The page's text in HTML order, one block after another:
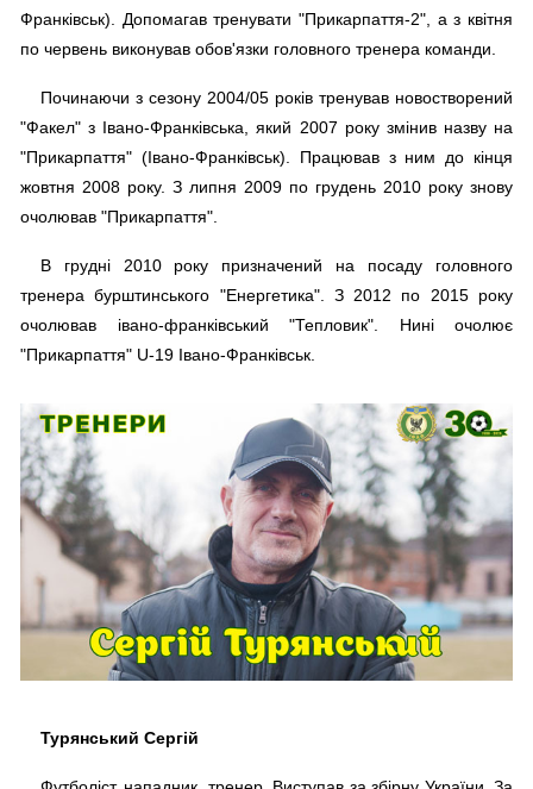
Франківськ). Допомагав тренувати "Прикарпаття-2", а з квітня
по червень виконував обов'язки головного тренера команди.
Починаючи з сезону 2004/05 років тренував новостворений
"Факел" з Івано-Франківська, який 2007 року змінив назву на
"Прикарпаття" (Івано-Франківськ). Працював з ним до кінця
жовтня 2008 року. З липня 2009 по грудень 2010 року знову
очолював "Прикарпаття".
В грудні 2010 року призначений на посаду головного
тренера бурштинського "Енергетика". З 2012 по 2015 року
очолював івано-франківський "Тепловик". Нині очолює
"Прикарпаття" U-19 Івано-Франківськ.
Турянський Сергій